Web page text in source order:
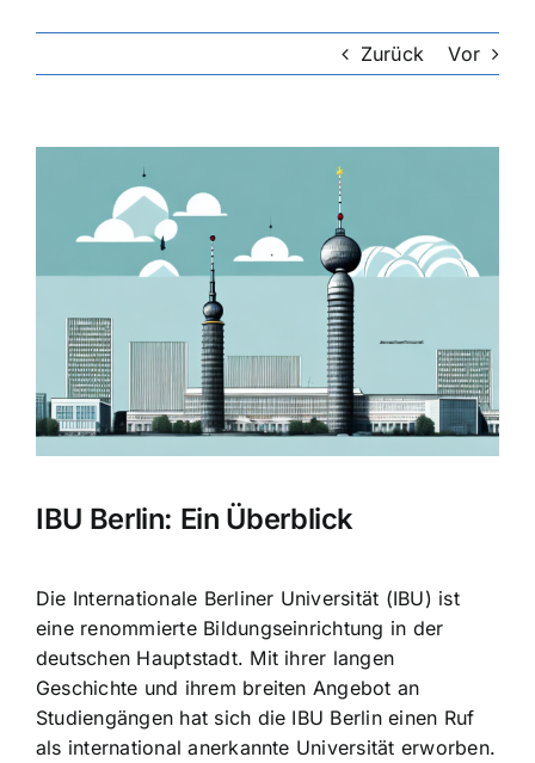
Zurück Vor
grösseres
IBU Berlin: Ein Überblick
Die Internationale Berliner Universität (IBU) ist
eine renommierte Bildungseinrichtung in der
deutschen Hauptstadt. Mit ihrer langen
Geschichte und ihrem breiten Angebot an
Studiengängen hat sich die IBU Berlin einen Ruf
als international anerkannte Universität erworben.